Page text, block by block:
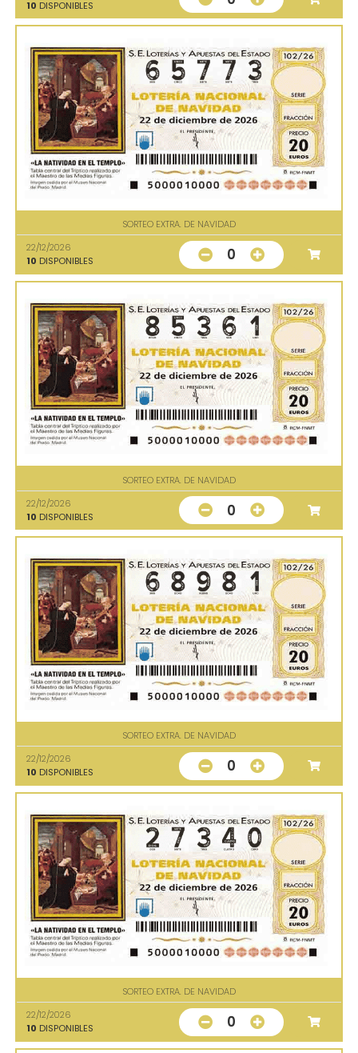
10 DISPONIBLES
SORTEO EXTRA. DE NAVIDAD
22/12/2026
10 DISPONIBLES 0
SORTEO EXTRA. DE NAVIDAD
22/12/2026
10 DISPONIBLES 0
SORTEO EXTRA. DE NAVIDAD
22/12/2026
10 DISPONIBLES 0
SORTEO EXTRA. DE NAVIDAD
22/12/2026
10 DISPONIBLES 0